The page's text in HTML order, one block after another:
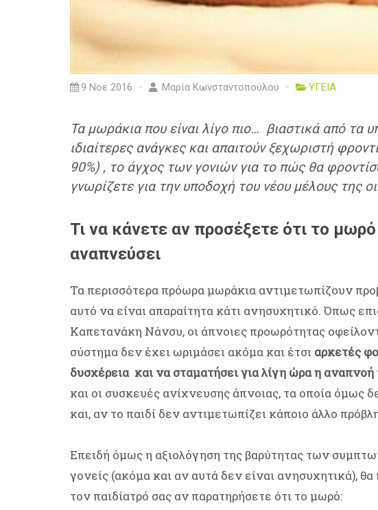
9 Νοε 2016 Μαρία Κωνσταντοπούλου ΥΓΕΙΑ
Τα μωράκια που είναι λίγο πιο… βιαστικά από τα
ιδιαίτερες ανάγκες και απαιτούν ξεχωριστή
90%) , το άγχος των γονιών για το πώς θα
γνωρίζετε για την υποδοχή του νέου μέλους της
Τι να κάνετε αν προσέξετε ότι το
αναπνεύσει
Τα περισσότερα πρόωρα μωράκια αντιμετωπίζουν
αυτό να είναι απαραίτητα κάτι ανησυχητικό. Όπως
Καπετανάκη Νάνσυ, οι άπνοιες προωρότητας
σύστημα δεν έχει ωριμάσει ακόμα και έτσι αρκετές
δυσχέρεια και να σταματήσει για λίγη ώρα η αναπνοή
και οι συσκευές ανίχνευσης άπνοιας, τα οποία όμως
και, αν το παιδί δεν αντιμετωπίζει κάποιο άλλο
Επειδή όμως η αξιολόγηση της βαρύτητας των
γονείς (ακόμα και αν αυτά δεν είναι ανησυχητικά),
τον παιδίατρό σας αν παρατηρήσετε ότι το μωρό: